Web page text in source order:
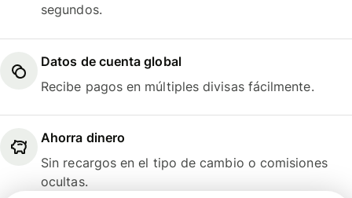
segundos.
Datos de cuenta global
Recibe pagos en múltiples divisas fácilmente.
Ahorra dinero
Sin recargos en el tipo de cambio o comisiones
ocultas.